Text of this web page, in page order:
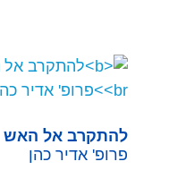
להתקרב אל האש
פרופ' אדיר כהן